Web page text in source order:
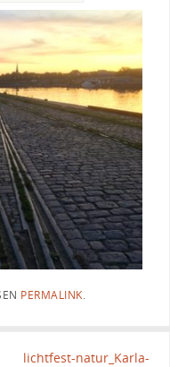
PERMALINK.
lichtfest-natur_Karla-